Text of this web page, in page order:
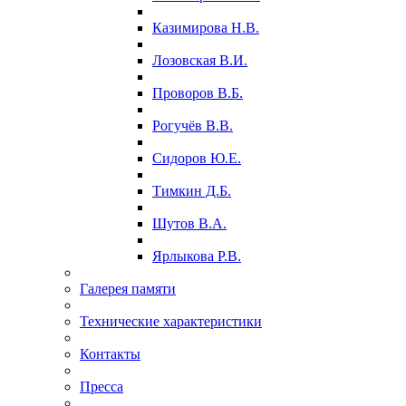
Казимирова Н.В.
Лозовская В.И.
Проворов В.Б.
Рогучёв В.В.
Сидоров Ю.Е.
Тимкин Д.Б.
Шутов В.А.
Ярлыкова Р.В.
Галерея памяти
Технические характеристики
Контакты
Пресса